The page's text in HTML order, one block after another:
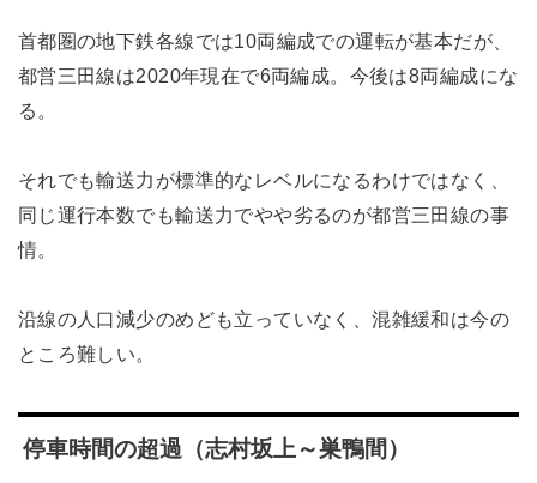
首都圏の地下鉄各線では10両編成での運転が基本だが、
都営三田線は2020年現在で6両編成。今後は8両編成にな
る。
それでも輸送力が標準的なレベルになるわけではなく、
同じ運行本数でも輸送力でやや劣るのが都営三田線の事
情。
沿線の人口減少のめども立っていなく、混雑緩和は今の
ところ難しい。
停車時間の超過（志村坂上～巣鴨間）